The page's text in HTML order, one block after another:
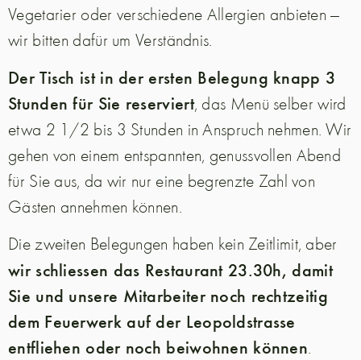
Vegetarier oder verschiedene Allergien anbieten —
wir bitten dafür um Verständnis.
Der Tisch ist in der ersten Belegung knapp 3
Stunden für Sie reserviert, das Menü selber wird
etwa 2 1/2 bis 3 Stunden in Anspruch nehmen. Wir
gehen von einem entspannten, genussvollen Abend
für Sie aus, da wir nur eine begrenzte Zahl von
Gästen annehmen können.
Die zweiten Belegungen haben kein Zeitlimit, aber
wir schliessen das Restaurant 23.30h, damit
Sie und unsere Mitarbeiter noch rechtzeitig
dem Feuerwerk auf der Leopoldstrasse
entfliehen oder noch beiwohnen können.